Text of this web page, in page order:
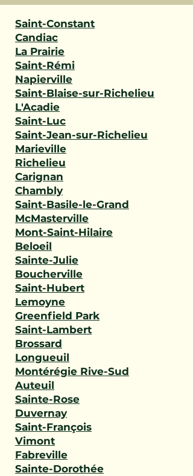
Saint-Constant
Candiac
La Prairie
Saint-Rémi
Napierville
Saint-Blaise-sur-Richelieu
L'Acadie
Saint-Luc
Saint-Jean-sur-Richelieu
Marieville
Richelieu
Carignan
Chambly
Saint-Basile-le-Grand
McMasterville
Mont-Saint-Hilaire
Beloeil
Sainte-Julie
Boucherville
Saint-Hubert
Lemoyne
Greenfield Park
Saint-Lambert
Brossard
Longueuil
Montérégie Rive-Sud
Auteuil
Sainte-Rose
Duvernay
Saint-François
Vimont
Fabreville
Sainte-Dorothée